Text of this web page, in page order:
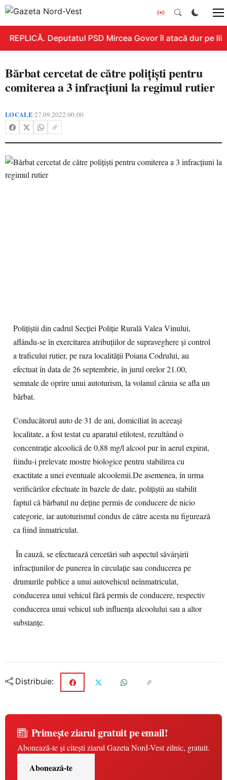
REPLICĂ. Deputatul PSD Mircea Govor îl atacă dur pe
Bărbat cercetat de către polițiști pentru
comiterea a 3 infracțiuni la regimul rutier
LOCALE•27.09.2022 00:00
Polițiștii din cadrul Secției Poliție Rurală Valea Vinului,
aflându-se în exercitarea atribuțiilor de supraveghere și control
a traficului rutier, pe raza localității Poiana Codrului, au
efectuat în data de 26 septembrie, în jurul orelor 21.00,
semnale de oprire unui autoturism, la volanul căruia se afla un
bărbat.
Conducătorul auto de 31 de ani, domiciliat în aceeași
localitate, a fost testat cu aparatul etilotest, rezultând o
concentrație alcoolică de 0,88 mg/l alcool pur în aerul expirat,
fiindu-i prelevate mostre biologice pentru stabilirea cu
exactitate a unei eventuale alcoolemii.De asemenea, în urma
verificărilor efectuate în bazele de date, polițiștii au stabilit
faptul că bărbatul nu deține permis de conducere de nicio
categorie, iar autoturismul condus de către acesta nu figurează
ca fiind înmatriculat.
În cauză, se efectuează cercetări sub aspectul săvârșirii
infracțiunilor de punerea în circulație sau conducerea pe
drumurile publice a unui autovehicul neînmatriculat,
conducerea unui vehicul fără permis de conducere, respectiv
conducerea unui vehicul sub influența alcoolului sau a altor
substanțe.
Distribuie:
Primește ziarul gratuit pe email!
Abonează-te și citești ziarul Gazeta Nord-Vest zilnic, gratuit.
Abonează-te